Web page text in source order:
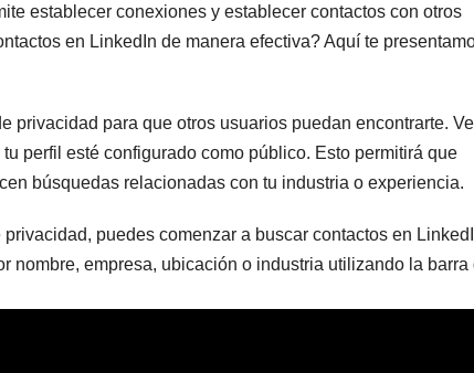
establecer conexiones y establecer contactos con otros
en LinkedIn de manera efectiva? Aquí te
privacidad para que otros usuarios puedan encontrarte.
perfil esté configurado como público. Esto permitirá que
búsquedas relacionadas con tu industria o experiencia.
puedes comenzar a buscar contactos en
nombre, empresa, ubicación o industria utilizando la barra